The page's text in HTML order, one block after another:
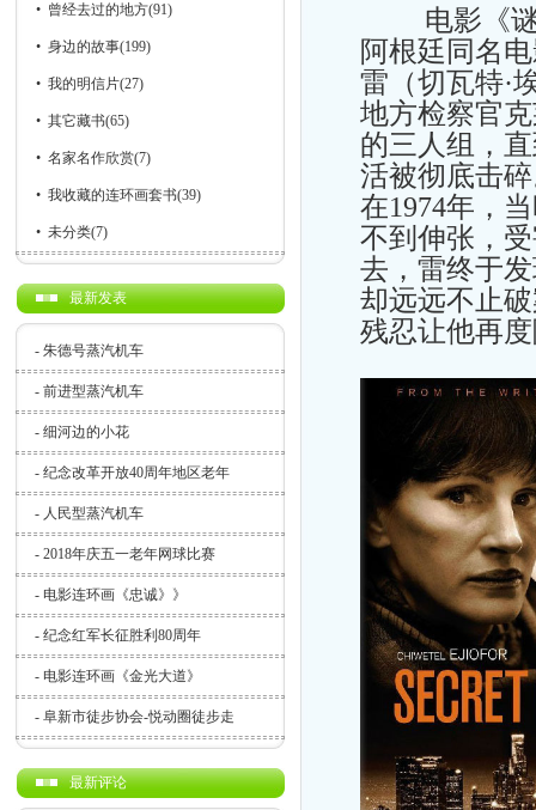
• 曾经去过的地方(91)
• 身边的故事(199)
• 我的明信片(27)
• 其它藏书(65)
• 名家名作欣赏(7)
• 我收藏的连环画套书(39)
• 未分类(7)
最新发表
- 朱德号蒸汽机车
- 前进型蒸汽机车
- 细河边的小花
- 纪念改革开放40周年地区老年
- 人民型蒸汽机车
- 2018年庆五一老年网球比赛
- 电影连环画《忠诚》》
- 纪念红军长征胜利80周年
- 电影连环画《金光大道》
- 阜新市徒步协会-悦动圈徒步走
最新评论
电影《谜
阿根廷同名
雷（切瓦特·
地方检察官
的三人组，
活被彻底击
在1974年，
不到伸张，
去，雷终于
却远远不止
残忍让他再